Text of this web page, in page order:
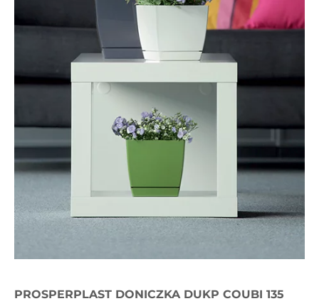
PROSPERPLAST DONICZKA DUKP COUBI 135